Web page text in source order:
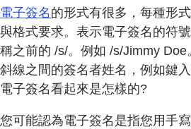
電子簽名 的形式有很多，每種形
與格式要求。表示電子簽名的符
稱之前的 /s/。例如 /s/Jimmy
斜線之間的簽名者姓名，例如鍵入
電子簽名看起來是怎樣的?
您可能認為電子簽名是指您用手